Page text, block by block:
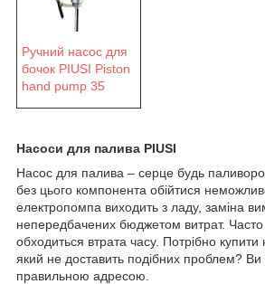
Ручний насос для
бочок PIUSI Piston
hand pump 35
Насоси для палива PIUSI
Насос для палива – серце будь
без цього компонента обійтися
електропомпа виходить з ладу, заміна
непередбачених бюджетом витрат.
обходиться втрата часу. Потрібно купити
який не доставить подібних проблем?
правильною адресою.